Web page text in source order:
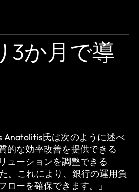
3か月で導
Anatolitis氏は次のように述べ
的な効率改善を提供できる
ューションを調整できる
。これにより、銀行の運用負
ーを確保できます。」